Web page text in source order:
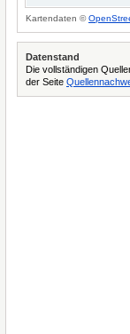
Kartendaten ©
Datenstand
Die vollständigen
der Seite